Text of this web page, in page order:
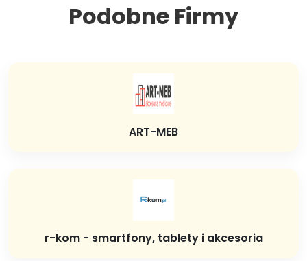
Podobne Firmy
ART-MEB
r-kom - smartfony, tablety i akcesoria